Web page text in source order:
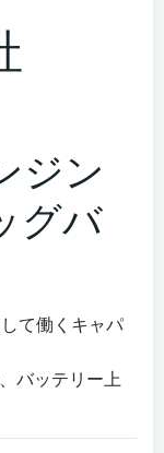
ジン
グバ
て働くキャパ
バッテリー上